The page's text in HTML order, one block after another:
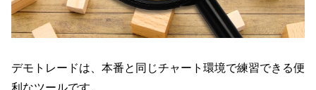
デモトレードは、本番と同じチャート環境で練習できる便